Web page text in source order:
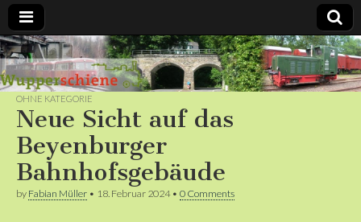
Bergische
Bahnen /
Förderverein
Wupperschiene
OHNE KATEGORIE
Neue Sicht auf das
Beyenburger
Bahnhofsgebäude
by Fabian Müller • 18. Februar 2024• 0 Comments